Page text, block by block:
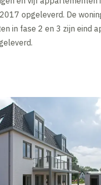
opgeleverd. De
in fase 2 en 3 zijn eind